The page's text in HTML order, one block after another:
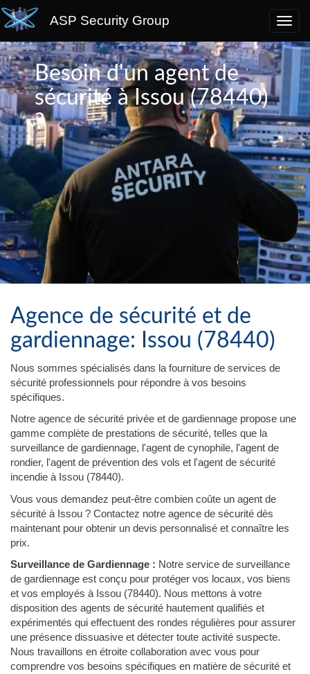
ASP Security Group
Besoin d'un agent de
sécurité à Issou (78440)
?
Agence de sécurité et de
gardiennage: Issou (78440)
Nous sommes spécialisés dans la fourniture de services de
sécurité professionnels pour répondre à vos besoins
spécifiques.
Notre agence de sécurité privée et de gardiennage propose une
gamme complète de prestations de sécurité, telles que la
surveillance de gardiennage, l'agent de cynophile, l'agent de
rondier, l'agent de prévention des vols et l'agent de sécurité
incendie à Issou (78440).
Vous vous demandez peut-être combien coûte un agent de
sécurité à Issou ? Contactez notre agence de sécurité dès
maintenant pour obtenir un devis personnalisé et connaître les
prix.
Surveillance de Gardiennage : Notre service de surveillance
de gardiennage est conçu pour protéger vos locaux, vos biens
et vos employés à Issou (78440). Nous mettons à votre
disposition des agents de sécurité hautement qualifiés et
expérimentés qui effectuent des rondes régulières pour assurer
une présence dissuasive et détecter toute activité suspecte.
Nous travaillons en étroite collaboration avec vous pour
comprendre vos besoins spécifiques en matière de sécurité et